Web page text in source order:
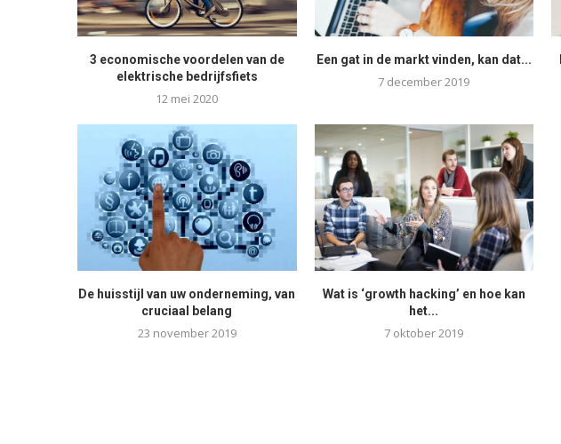
3 economische voordelen van de
elektrische bedrijfsfiets
12 mei 2020
Een gat in de markt vinden, kan dat...
7 december 2019
De huisstijl van uw onderneming, van
cruciaal belang
23 november 2019
Wat is ‘growth hacking’ en hoe kan
het...
7 oktober 2019